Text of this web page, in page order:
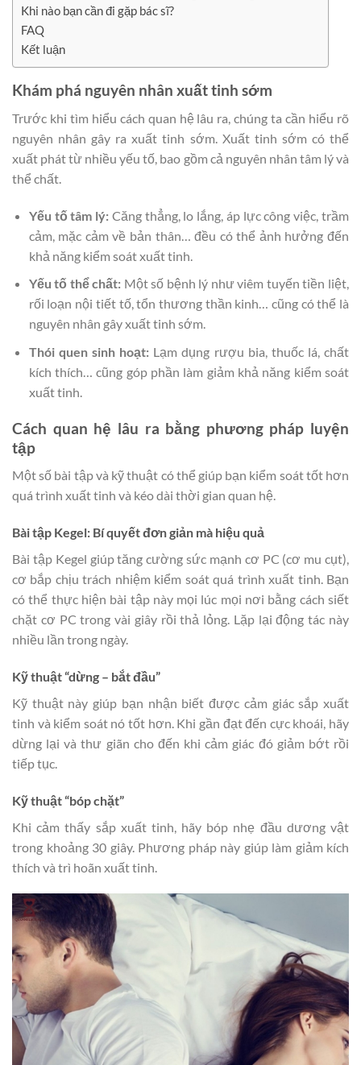
Khi nào bạn cần đi gặp bác sĩ?
FAQ
Kết luận
Khám phá nguyên nhân xuất tinh sớm
Trước khi tìm hiểu cách quan hệ lâu ra, chúng ta cần hiểu rõ
nguyên nhân gây ra xuất tinh sớm. Xuất tinh sớm có thể
xuất phát từ nhiều yếu tố, bao gồm cả nguyên nhân tâm lý và
thể chất.
Yếu tố tâm lý: Căng thẳng, lo lắng, áp lực công việc, trầm
cảm, mặc cảm về bản thân… đều có thể ảnh hưởng đến
khả năng kiểm soát xuất tinh.
Yếu tố thể chất: Một số bệnh lý như viêm tuyến tiền liệt,
rối loạn nội tiết tố, tổn thương thần kinh… cũng có thể là
nguyên nhân gây xuất tinh sớm.
Thói quen sinh hoạt: Lạm dụng rượu bia, thuốc lá, chất
kích thích… cũng góp phần làm giảm khả năng kiểm soát
xuất tinh.
Cách quan hệ lâu ra bằng phương pháp luyện
tập
Một số bài tập và kỹ thuật có thể giúp bạn kiểm soát tốt hơn
quá trình xuất tinh và kéo dài thời gian quan hệ.
Bài tập Kegel: Bí quyết đơn giản mà hiệu quả
Bài tập Kegel giúp tăng cường sức mạnh cơ PC (cơ mu cụt),
cơ bắp chịu trách nhiệm kiểm soát quá trình xuất tinh. Bạn
có thể thực hiện bài tập này mọi lúc mọi nơi bằng cách siết
chặt cơ PC trong vài giây rồi thả lỏng. Lặp lại động tác này
nhiều lần trong ngày.
Kỹ thuật “dừng – bắt đầu”
Kỹ thuật này giúp bạn nhận biết được cảm giác sắp xuất
tinh và kiểm soát nó tốt hơn. Khi gần đạt đến cực khoái, hãy
dừng lại và thư giãn cho đến khi cảm giác đó giảm bớt rồi
tiếp tục.
Kỹ thuật “bóp chặt”
Khi cảm thấy sắp xuất tinh, hãy bóp nhẹ đầu dương vật
trong khoảng 30 giây. Phương pháp này giúp làm giảm kích
thích và trì hoãn xuất tinh.